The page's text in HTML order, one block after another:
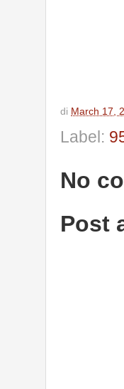
di March 17,
Label:
No
Post